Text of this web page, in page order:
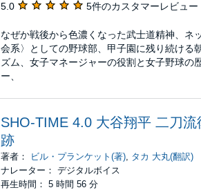
5.0 5件のカスタマーレビュー
なぜか戦後から色濃くなった武士道精神、ネ
会系〉としての野球部、甲子園に残り続ける
ズム、女子マネージャーの役割と女子野球の
ー、
SHO-TIME 4.0 大谷翔平 二刀流
跡
著者： ビル・プランケット(著), タカ 大丸(翻訳)
ナレーター： デジタルボイス
再生時間： 5 時間 56 分